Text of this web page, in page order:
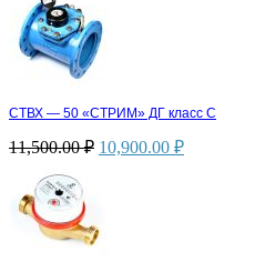
СТВХ — 50 «СТРИМ» ДГ класс С
11,500.00₽ 10,900.00 ₽